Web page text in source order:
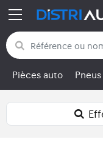
Retour aux
Pièces auto Pneus